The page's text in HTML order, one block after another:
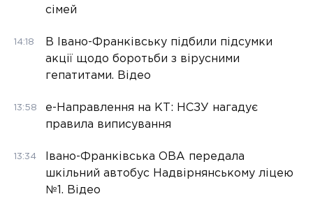
сімей
14:18
В Івано-Франківську підбили підсумки
акції щодо боротьби з вірусними
гепатитами. Відео
13:58
е-Направлення на КТ: НСЗУ нагадує
правила виписування
13:34
Івано-Франківська ОВА передала
шкільний автобус Надвірнянському ліцею
№1. Відео